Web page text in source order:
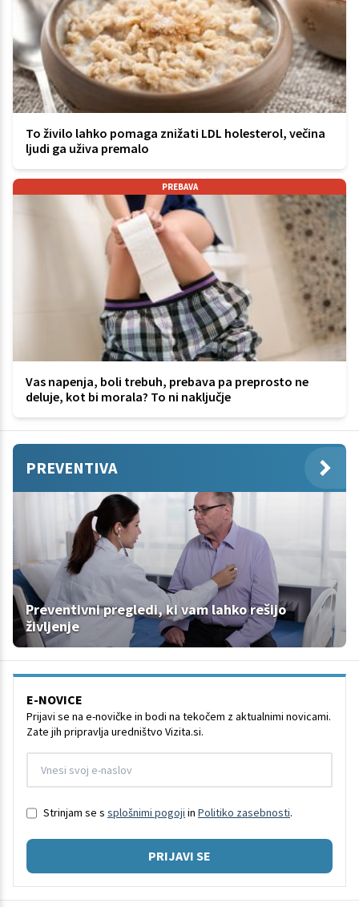
To živilo lahko pomaga znižati LDL holesterol, večina
ljudi ga uživa premalo
PREBAVA
Vas napenja, boli trebuh, prebava pa preprosto ne
deluje, kot bi morala? To ni naključje
PREVENTIVA
Preventivni pregledi, ki vam lahko rešijo
življenje
E-NOVICE
Prijavi se na e-novičke in bodi na tekočem z aktualnimi novicami.
Zate jih pripravlja uredništvo Vizita.si.
Strinjam se s splošnimi pogoji in Politiko zasebnosti.
PRIJAVI SE